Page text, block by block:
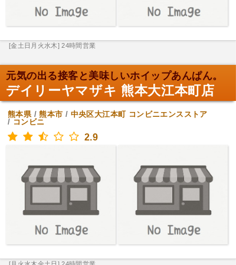
[金土日月火水木] 24時間営業
元気の出る接客と美味しいホイップあんぱん。
デイリーヤマザキ 熊本大江本町店
熊本県/熊本市 / 中央区大江本町 コンビニエンスストア
/ コンビニ
2.9